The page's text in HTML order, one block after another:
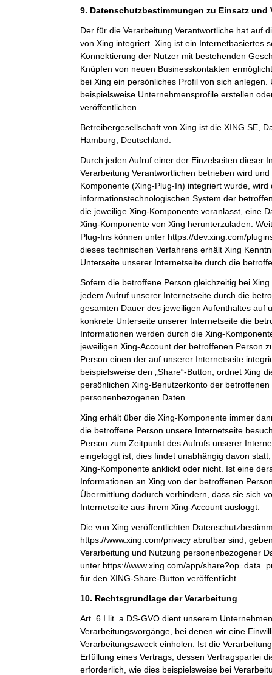
9. Datenschutzbestimmungen zu Einsatz und
Der für die Verarbeitung Verantwortliche hat auf
von Xing integriert. Xing ist ein Internetbasiertes
Konnektierung der Nutzer mit bestehenden
Knüpfen von neuen Businesskontakten
bei Xing ein persönliches Profil von sich anlegen.
beispielsweise Unternehmensprofile erstellen
veröffentlichen.
Betreibergesellschaft von Xing ist die XING SE,
Hamburg, Deutschland.
Durch jeden Aufruf einer der Einzelseiten dieser
Verarbeitung Verantwortlichen betrieben wird
Komponente (Xing-Plug-In) integriert wurde,
informationstechnologischen System der
die jeweilige Xing-Komponente veranlasst, eine
Xing-Komponente von Xing herunterzuladen.
Plug-Ins können unter https://dev.xing.com/
dieses technischen Verfahrens erhält Xing
Unterseite unserer Internetseite durch die
Sofern die betroffene Person gleichzeitig bei
jedem Aufruf unserer Internetseite durch die
gesamten Dauer des jeweiligen Aufenthaltes auf
konkrete Unterseite unserer Internetseite die
Informationen werden durch die Xing-
jeweiligen Xing-Account der betroffenen Person
Person einen der auf unserer Internetseite
beispielsweise den „Share“-Button, ordnet Xing
persönlichen Xing-Benutzerkonto der
personenbezogenen Daten.
Xing erhält über die Xing-Komponente immer
die betroffene Person unsere Internetseite
Person zum Zeitpunkt des Aufrufs unserer
eingeloggt ist; dies findet unabhängig davon
Xing-Komponente anklickt oder nicht. Ist eine
Informationen an Xing von der betroffenen
Übermittlung dadurch verhindern, dass sie sich
Internetseite aus ihrem Xing-Account ausloggt.
Die von Xing veröffentlichten
https://www.xing.com/privacy abrufbar sind,
Verarbeitung und Nutzung personenbezogener
unter https://www.xing.com/app/
für den XING-Share-Button veröffentlicht.
10. Rechtsgrundlage der Verarbeitung
Art. 6 I lit. a DS-GVO dient unserem
Verarbeitungsvorgänge, bei denen wir eine
Verarbeitungszweck einholen. Ist die
Erfüllung eines Vertrags, dessen Vertragspartei
erforderlich, wie dies beispielsweise bei